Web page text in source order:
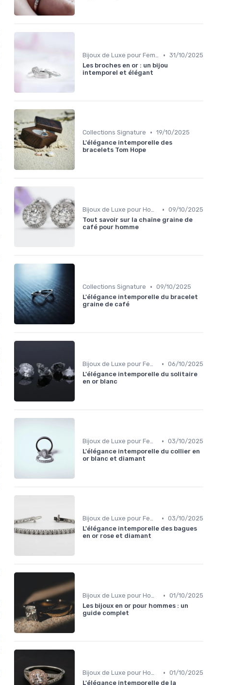
Bijoux de Luxe pour Femmes • 31/10/2025
Les broches en or : un bijou
intemporel et élégant
Collections Signature • 19/10/2025
L'élégance intemporelle des
bracelets Tom Hope
Bijoux de Luxe pour Hommes • 09/10/2025
Tout savoir sur la chaîne graine de
café pour homme
Collections Signature • 09/10/2025
L'élégance intemporelle du bracelet
graine de café
Bijoux de Luxe pour Femmes • 06/10/2025
L'élégance intemporelle du solitaire
en or blanc
Bijoux de Luxe pour Femmes • 03/10/2025
L'élégance intemporelle du collier en
or blanc et diamant
Bijoux de Luxe pour Femmes • 03/10/2025
L'élégance intemporelle des bagues
en or rose et diamant
Bijoux de Luxe pour Hommes • 01/10/2025
Les bijoux en or pour hommes : un
guide complet
Bijoux de Luxe pour Hommes • 01/10/2025
L'élégance intemporelle de la